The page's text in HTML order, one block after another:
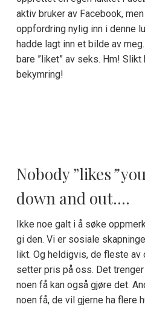
aktiv bruker av Facebook,
oppfordring nylig inn i denne
hadde lagt inn et bilde av
bare ”liket” av seks. Hm!
bekymring!
Nobody ”likes”
down and out….
Ikke noe galt i å søke
gi den. Vi er sosiale
likt. Og heldigvis, de fleste av
setter pris på oss. Det
noen få kan også gjøre det.
noen få, de vil gjerne ha flere